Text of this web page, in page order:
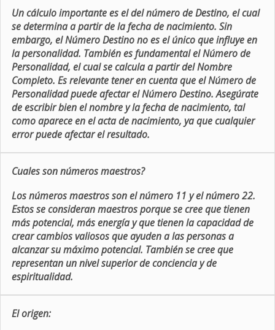
Un cálculo importante es el del número de Destino, el cual
se determina a partir de la fecha de nacimiento. Sin
embargo, el Número Destino no es el único que influye en
la personalidad. También es fundamental el Número de
Personalidad, el cual se calcula a partir del Nombre
Completo. Es relevante tener en cuenta que el Número de
Personalidad puede afectar el Número Destino. Asegúrate
de escribir bien el nombre y la fecha de nacimiento, tal
como aparece en el acta de nacimiento, ya que cualquier
error puede afectar el resultado.
Cuales son números maestros?
Los números maestros son el número 11 y el número 22.
Estos se consideran maestros porque se cree que tienen
más potencial, más energía y que tienen la capacidad de
crear cambios valiosos que ayuden a las personas a
alcanzar su máximo potencial. También se cree que
representan un nivel superior de conciencia y de
espiritualidad.
El origen: